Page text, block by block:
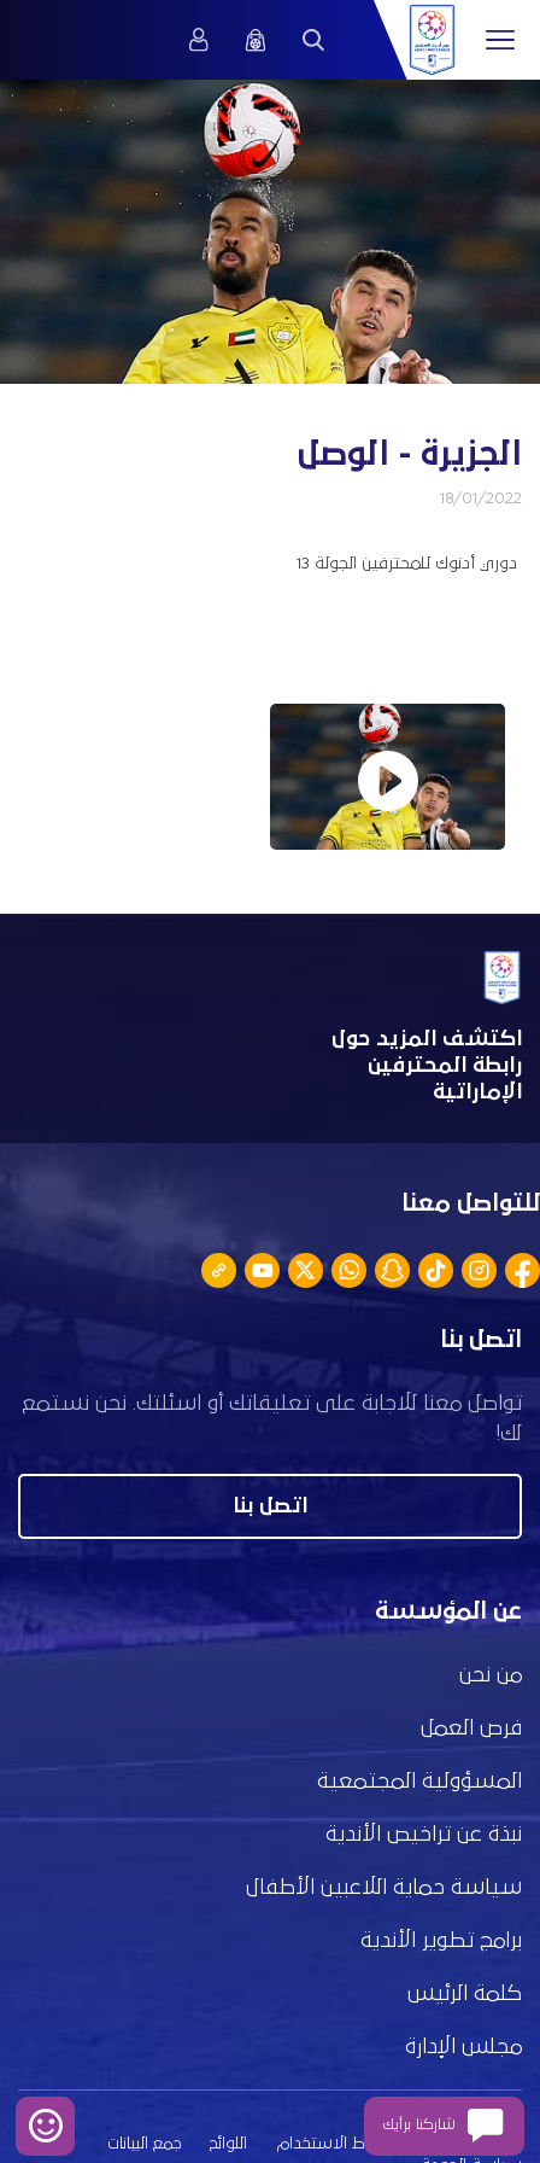
الجزيرة - الوصل
18/01/2022
دوري أدنوك للمحترفين الجولة 13
اكتشف المزيد حول
رابطة المحترفين
الإماراتية
للتواصل معنا
اتصل بنا
تواصل معنا للاجابة على تعليقاتك أو اسئلتك. نحن نستمع
لك!
اتصل بنا
عن المؤسسة
من نحن
فرص العمل
المسؤولية المجتمعية
نبذة عن تراخيص الأندية
سياسة حماية اللاعبين الأطفال
برامج تطوير الأندية
كلمة الرئيس
مجلس الإدارة
بيان الخصوصية شروط الاستخدام اللوائح
جمع البيانات
شاركنا برأيك